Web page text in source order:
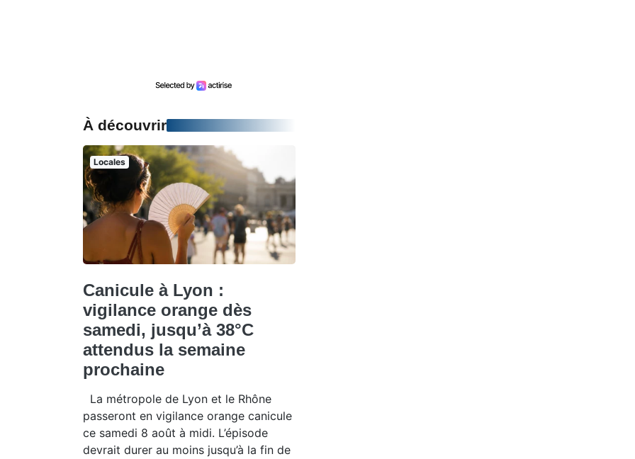
À découvrir
Locales
Canicule à Lyon :
vigilance orange dès
samedi, jusqu’à 38°C
attendus la semaine
prochaine
La métropole de Lyon et le Rhône
passeront en vigilance orange canicule
ce samedi 8 août à midi. L’épisode
devrait durer au moins jusqu’à la fin de